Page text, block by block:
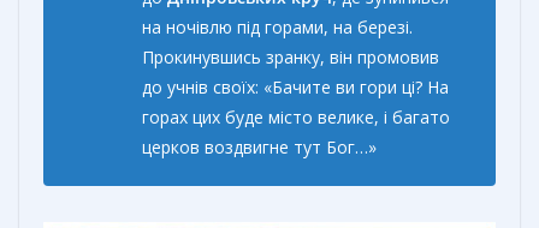
на ночівлю під горами, на березі.
Прокинувшись зранку, він промовив
до учнів своїх: «Бачите ви гори ці? На
горах цих буде місто велике, і багато
церков воздвигне тут Бог…»